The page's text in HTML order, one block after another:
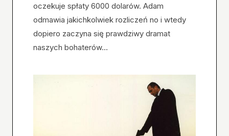
oczekuje spłaty 6000 dolarów. Adam
odmawia jakichkolwiek rozliczeń no i wtedy
dopiero zaczyna się prawdziwy dramat
naszych bohaterów…